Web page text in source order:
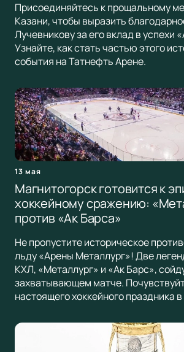
Присоединяйтесь к прощальному
Казани, чтобы выразить
Лучевникову за его вклад в успехи
Узнайте, как стать частью этого
события на Татнефть Арене.
13 мая
Магнитогорск готовится к
хоккейному сражению:
против «Ак Барса»
Не пропустите историческое
льду «Арены Металлург»! Две
КХЛ, «Металлург» и «Ак Барс»,
захватывающем матче.
настоящего хоккейного праздника